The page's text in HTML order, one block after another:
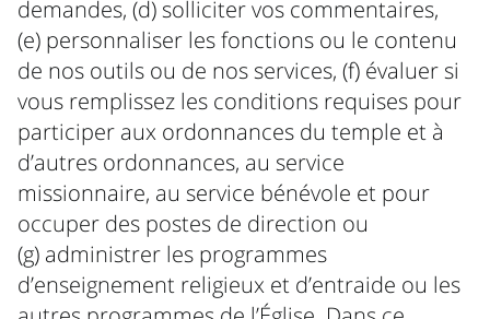
demandes, (d) solliciter vos commentaires,
(e) personnaliser les fonctions ou le contenu
de nos outils ou de nos services, (f) évaluer si
vous remplissez les conditions requises pour
participer aux ordonnances du temple et à
d’autres ordonnances, au service
missionnaire, au service bénévole et pour
occuper des postes de direction ou
(g) administrer les programmes
d’enseignement religieux et d’entraide ou les